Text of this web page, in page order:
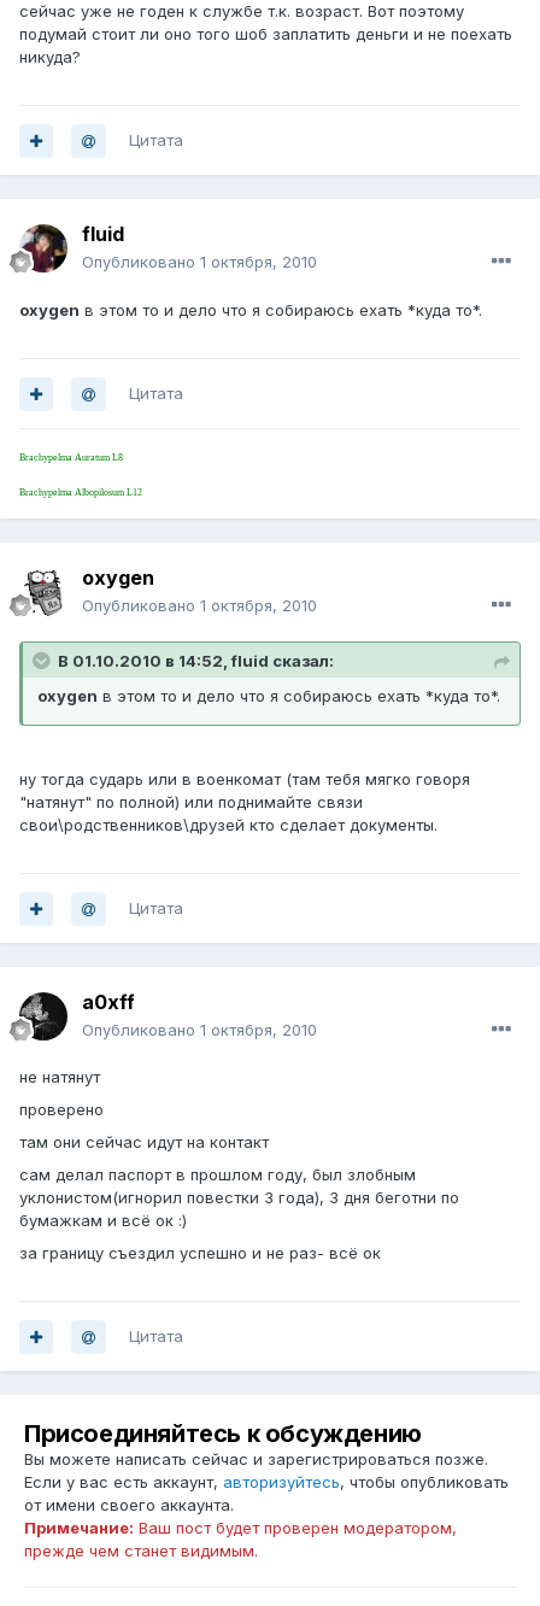
сейчас уже не годен к службе т.к. возраст. Вот поэтому
подумай стоит ли оно того шоб заплатить деньги и не поехать
никуда?
Цитата
fluid
Опубликовано 1 октября, 2010
oxygen в этом то и дело что я собираюсь ехать *куда то*.
Цитата
Brachypelma Auratum L8
Brachypelma Albopilosum L12
oxygen
Опубликовано 1 октября, 2010
В 01.10.2010 в 14:52, fluid сказал:
oxygen в этом то и дело что я собираюсь ехать *куда то*.
ну тогда сударь или в военкомат (там тебя мягко говоря
"натянут" по полной) или поднимайте связи
свои\родственников\друзей кто сделает документы.
Цитата
a0xff
Опубликовано 1 октября, 2010
не натянут
проверено
там они сейчас идут на контакт
сам делал паспорт в прошлом году, был злобным
уклонистом(игнорил повестки 3 года), 3 дня беготни по
бумажкам и всё ок :)
за границу съездил успешно и не раз- всё ок
Цитата
Присоединяйтесь к обсуждению
Вы можете написать сейчас и зарегистрироваться позже.
Если у вас есть аккаунт, авторизуйтесь, чтобы опубликовать
от имени своего аккаунта.
Примечание: Ваш пост будет проверен модератором,
прежде чем станет видимым.